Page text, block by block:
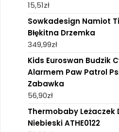
15,51zł
Sowkadesign Namiot
Błękitna Drzemka
349,99zł
Kids Euroswan Budzik
Alarmem Paw Patrol Psi
Zabawka
56,90zł
Thermobaby Leżaczek
Niebieski ATHE0122